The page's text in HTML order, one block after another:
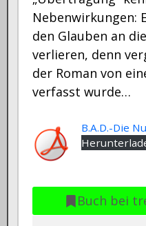
Nebenwirkungen:
den Glauben an
verlieren, denn
der Roman von
verfasst wurde…
B.A.D.-Die
Buch bei